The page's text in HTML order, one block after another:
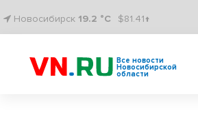
Новосибирск 19.2 °C $81.41↑
Все новости
Новосибирской
области